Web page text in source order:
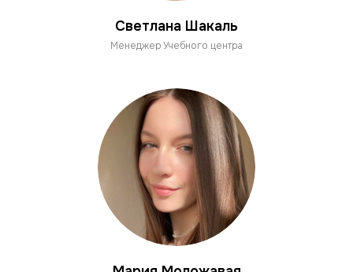
Светлана Шакаль
Менеджер Учебного центра